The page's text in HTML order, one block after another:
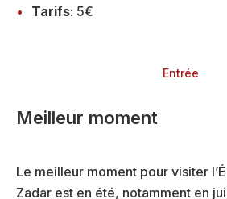
Tarifs: 5€
Entrée
Meilleur moment
Le meilleur moment pour visiter
Zadar est en été, notamment en